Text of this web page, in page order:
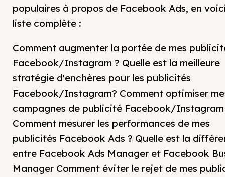
populaires à propos de Facebook Ads, en
liste complète :
Comment augmenter la portée de mes
Facebook/Instagram ? Quelle est la meilleure
stratégie d'enchères pour les publicités
Facebook/Instagram? Comment optimiser
campagnes de publicité Facebook/Instagram
Comment mesurer les performances de mes
publicités Facebook Ads ? Quelle est la
entre Facebook Ads Manager et Facebook
Manager Comment éviter le rejet de mes